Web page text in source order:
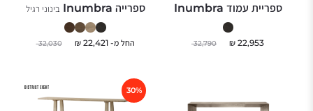
ספריית עמוד Inumbra
22,953
₪
32,790
ספרייה Inumbra בינוני רגיל
החל מ-22,421
₪
32,030
30%